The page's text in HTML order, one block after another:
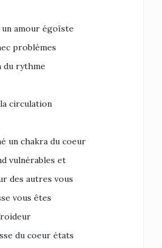
amour égoïste
problèmes
du rythme
circulation
un chakra du coeur
vulnérables et
des autres vous
vous êtes
du coeur états